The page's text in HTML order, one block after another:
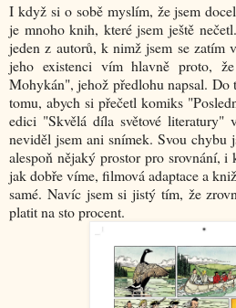
I když si o sobě myslím, že jsem
je mnoho knih, které jsem ještě
jeden z autorů, k nimž jsem se zatím
jeho existenci vím hlavně proto,
Mohykán", jehož předlohu napsal. Do
tomu, abych si přečetl komiks
edici "Skvělá díla světové literatury"
neviděl jsem ani snímek. Svou chybu
alespoň nějaký prostor pro srovnání,
jak dobře víme, filmová adaptace a
samé. Navíc jsem si jistý tím, že
platit na sto procent.